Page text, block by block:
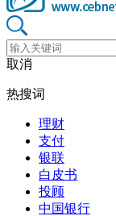
取消
热搜词
理财
支付
银联
白皮书
投顾
中国银行